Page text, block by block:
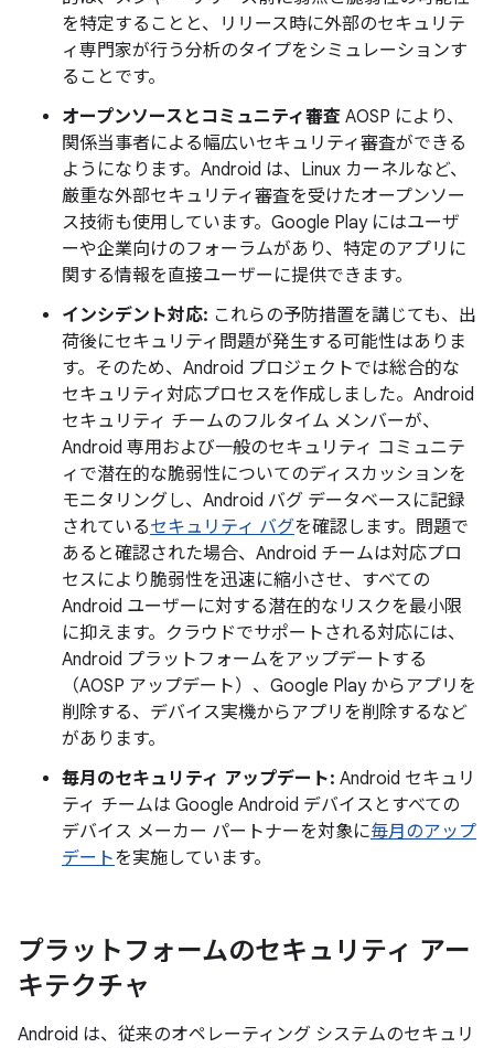
を特定することと、リリース時に外部のセキュリテ
ィ専門家が行う分析のタイプをシミュレーションす
ることです。
オープンソースとコミュニティ審査 AOSP により、
関係当事者による幅広いセキュリティ審査ができる
ようになります。Android は、Linux カーネルなど、
厳重な外部セキュリティ審査を受けたオープンソー
ス技術も使用しています。Google Play にはユーザ
ーや企業向けのフォーラムがあり、特定のアプリに
関する情報を直接ユーザーに提供できます。
インシデント対応: これらの予防措置を講じても、出
荷後にセキュリティ問題が発生する可能性はありま
す。そのため、Android プロジェクトでは総合的な
セキュリティ対応プロセスを作成しました。Android
セキュリティ チームのフルタイム メンバーが、
Android 専用および一般のセキュリティ コミュニテ
ィで潜在的な脆弱性についてのディスカッションを
モニタリングし、Android バグ データベースに記録
されているセキュリティ バグを確認します。問題で
あると確認された場合、Android チームは対応プロ
セスにより脆弱性を迅速に縮小させ、すべての
Android ユーザーに対する潜在的なリスクを最小限
に抑えます。クラウドでサポートされる対応には、
Android プラットフォームをアップデートする
（AOSP アップデート）、Google Play からアプリを
削除する、デバイス実機からアプリを削除するなど
があります。
毎月のセキュリティ アップデート: Android セキュリ
ティ チームは Google Android デバイスとすべての
デバイス メーカー パートナーを対象に毎月のアップ
デートを実施しています。
プラットフォームのセキュリティ アー
キテクチャ
Android は、従来のオペレーティング システムのセキュリ